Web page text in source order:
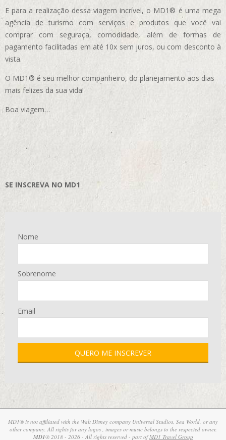
E para a realização dessa viagem incrível, o MD1® é uma mega
agência de turismo com serviços e produtos que você vai
comprar com seguraça, comodidade, além de formas de
pagamento facilitadas em até 10x sem juros, ou com desconto à
vista.
O MD1® é seu melhor companheiro, do planejamento aos dias
mais felizes da sua vida!
Boa viagem…
SE INSCREVA NO MD1
Nome
Sobrenome
Email
MD1® is not affiliated with the Walt Disney company Universal Studios, Sea World, or any
other company. All rights for any logos , images or music belongs to the respected owner.
MD1® 2018 - 2026 - All rights reserved - part ofMD1 Travel Group